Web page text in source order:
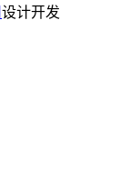
设计开发